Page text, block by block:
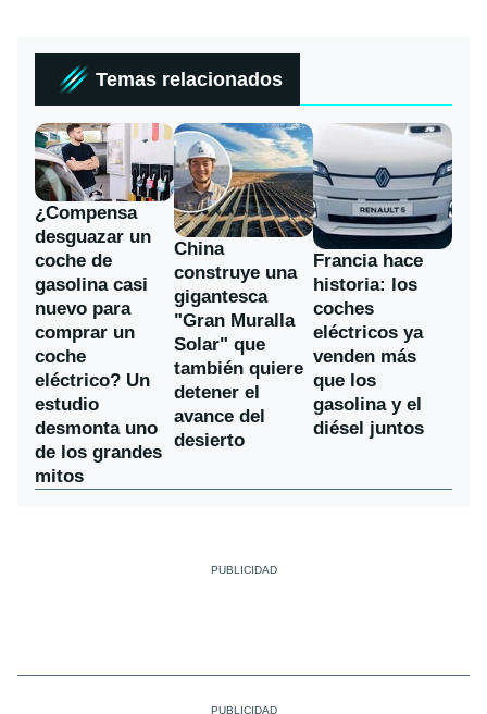
Temas relacionados
¿Compensa
desguazar un
coche de
gasolina casi
nuevo para
comprar un
coche
eléctrico? Un
estudio
desmonta uno
de los grandes
mitos
China
construye una
gigantesca
"Gran Muralla
Solar" que
también quiere
detener el
avance del
desierto
Francia hace
historia: los
coches
eléctricos ya
venden más
que los
gasolina y el
diésel juntos